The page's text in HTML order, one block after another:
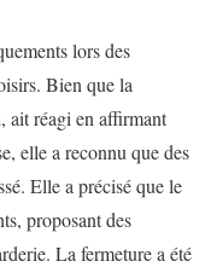
lors des
Bien que la
ait réagi en affirmant
elle a reconnu que des
Elle a précisé que le
proposant des
La fermeture a été